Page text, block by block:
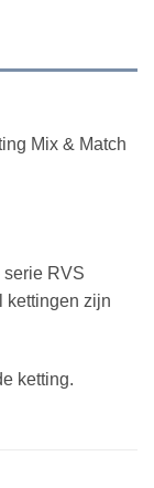
Mix & Match
serie RVS
kettingen zijn
ketting.